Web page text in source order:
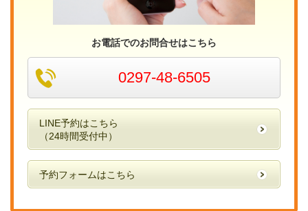
お電話でのお問合せはこちら
0297-48-6505
LINE予約はこちら
（24時間受付中）
予約フォームはこちら